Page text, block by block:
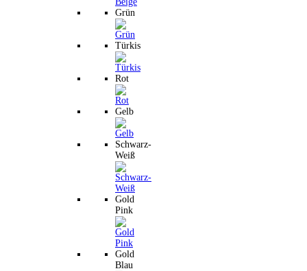
Grün
Türkis
Rot
Gelb
Schwarz-
Weiß
Gold
Pink
Gold
Blau